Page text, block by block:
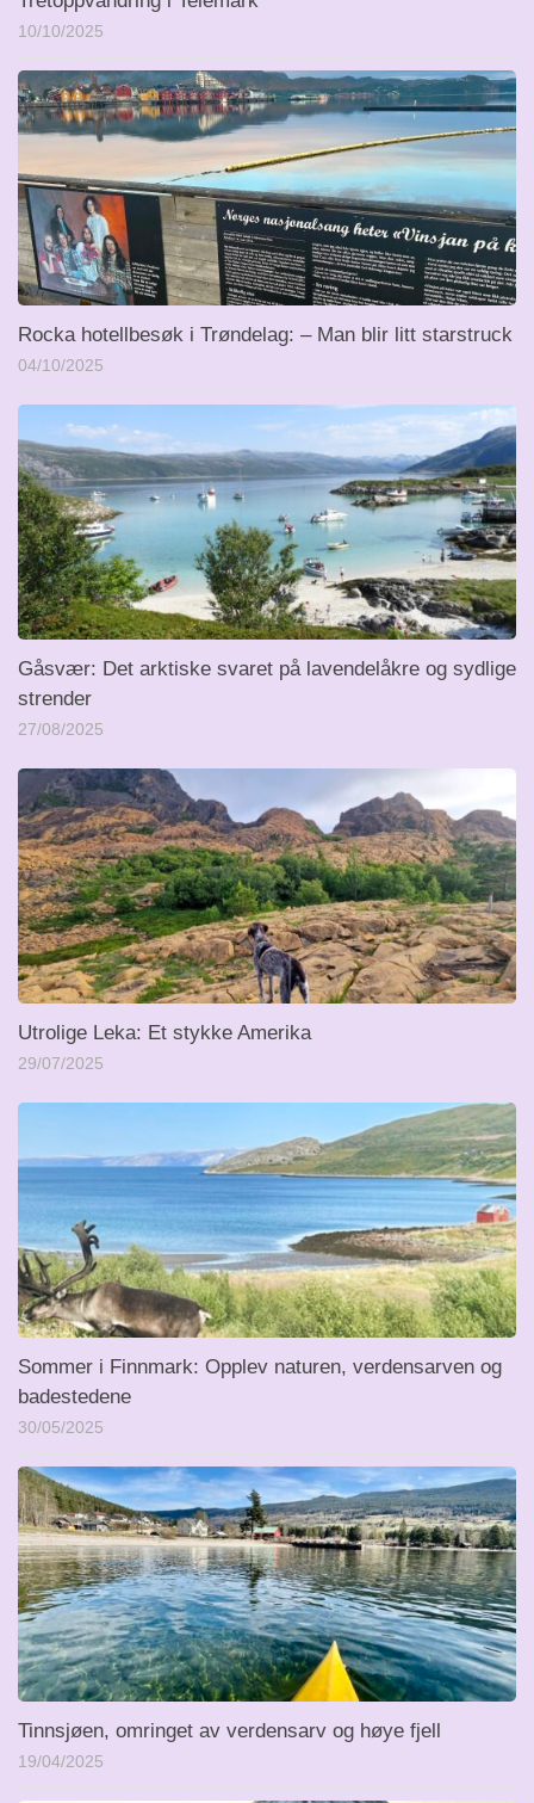
10/10/2025
Rocka hotellbesøk i Trøndelag: – Man blir litt starstruck
04/10/2025
Gåsvær: Det arktiske svaret på lavendelåkre og sydlige
strender
27/08/2025
Utrolige Leka: Et stykke Amerika
29/07/2025
Sommer i Finnmark: Opplev naturen, verdensarven og
badestedene
30/05/2025
Tinnsjøen, omringet av verdensarv og høye fjell
19/04/2025